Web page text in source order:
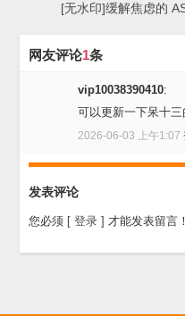
[无水印]缓解焦虑的
网友评论1条
vip10038390410:
可以更新一下呆十三
2026-06-03 上午1:07
发表评论
您必须 [ 登录 ] 才能发表留言！